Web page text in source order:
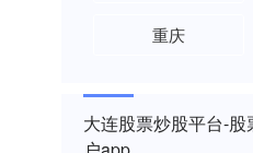
重庆
大连股票炒股平台-